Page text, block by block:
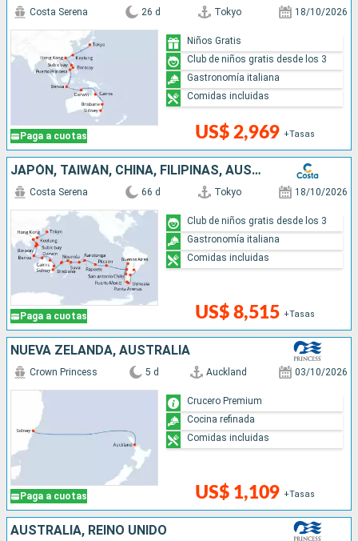
Paga a cuotas
Costa Serena 26 d Tokyo 18/10/2026
US$ 2,969 +Tasas
Niños Gratis
Club de niños gratis desde los 3
Gastronomía italiana
Comidas incluidas
JAPÓN, TAIWÁN, CHINA, FILIPINAS, AUSTRALIA, HAWÁI, FIJI, TONGA, POLINESIA, CHILE, ARGENTINA
Paga a cuotas
Costa Serena 66 d Tokyo 18/10/2026
US$ 8,515 +Tasas
Club de niños gratis desde los 3
Gastronomía italiana
Comidas incluidas
NUEVA ZELANDA, AUSTRALIA
Paga a cuotas
Crown Princess 5 d Auckland 03/10/2026
US$ 1,109 +Tasas
Crucero Premium
Cocina refinada
Comidas incluidas
AUSTRALIA, REINO UNIDO